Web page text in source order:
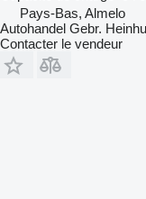
Pays-Bas, Almelo
Autohandel Gebr.
Contacter le vendeur